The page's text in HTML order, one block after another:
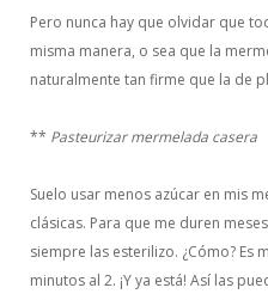
Pero nunca hay que olvidar que
misma manera, o sea que la
naturalmente tan firme que la de
** Pasteurizar mermelada casera
Suelo usar menos azúcar en mis
clásicas. Para que me duren
siempre las esterilizo. ¿Cómo? Es
minutos al 2. ¡Y ya está! Así las